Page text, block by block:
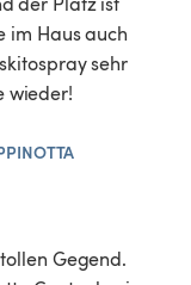
im Haus auch
sehr
wieder!
Gegend.